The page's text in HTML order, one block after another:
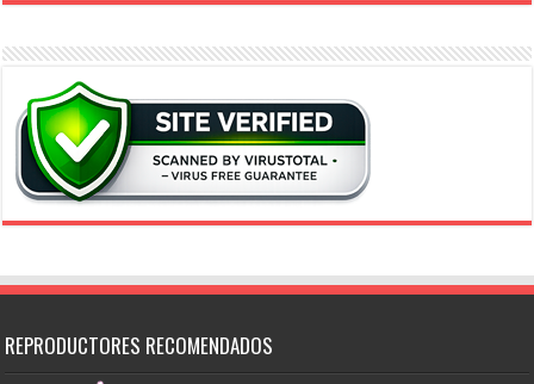
REPRODUCTORES RECOMENDADOS